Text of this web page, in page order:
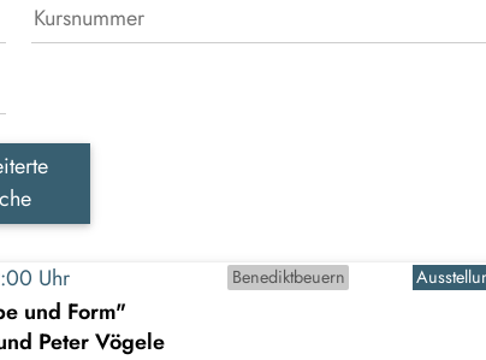
Uhr Benediktbeuern
und Form"
Peter Vögele